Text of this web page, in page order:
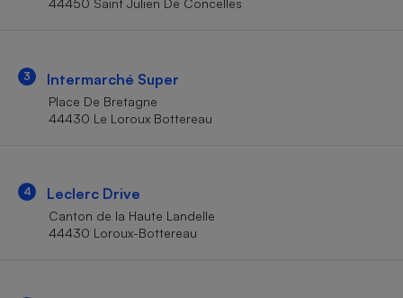
44450 Saint Julien De Concelles
3 Intermarché Super
Place De Bretagne
44430 Le Loroux Bottereau
4 Leclerc Drive
Canton de la Haute Landelle
44430 Loroux-Bottereau